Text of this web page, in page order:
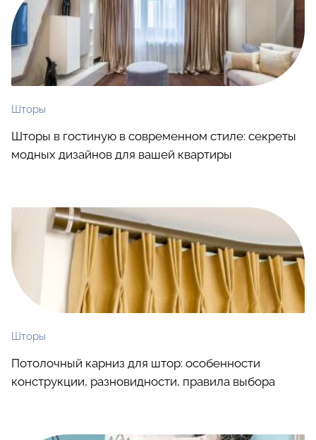
Шторы
Шторы в гостиную в современном стиле: секреты
модных дизайнов для вашей квартиры
Шторы
Потолочный карниз для штор: особенности
конструкции, разновидности, правила выбора